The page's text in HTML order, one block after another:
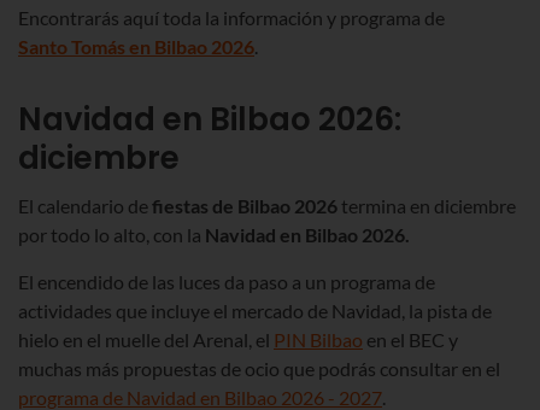
Encontrarás aquí toda la información y programa de
Santo Tomás en Bilbao 2026
Navidad en Bilbao 2026:
diciembre
El calendario defiestas de Bilbao 2026 termina en diciembre
por todo lo alto, con la Navidad en Bilbao 2026.
El encendido de las luces da paso a un programa de
actividades que incluye el mercado de Navidad, la pista de
hielo en el muelle del Arenal, el PIN Bilbao en el BEC y
muchas más propuestas de ocio que podrás consultar en el
programa de Navidad en Bilbao 2026 - 2027